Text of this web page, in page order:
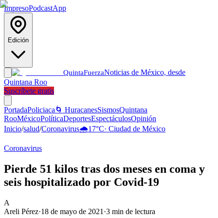
ImpresoPodcastApp
Edición
QuintaFuerzaNoticias de México, desde
Quintana Roo
Suscríbete gratis
PortadaPoliciaca 🌀 HuracanesSismosQuintana
RooMéxicoPolíticaDeportesEspectáculosOpinión
Inicio/salud/Coronavirus🌧️17°C· Ciudad de México
Coronavirus
Pierde 51 kilos tras dos meses en coma y
seis hospitalizado por Covid-19
A
Areli Pérez·18 de mayo de 2021 ·3 min de lectura